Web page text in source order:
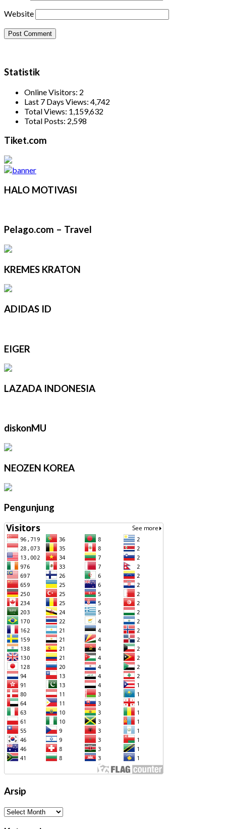
Website
Statistik
Online Visitors: 2
Last 7 Days Views: 4,742
Total Views: 1,159,632
Total Posts: 2,598
Tiket.com
HALO MOTIVASI
Pelago.com – Travel
KREMES KRATON
ADIDAS ID
EIGER
LAZADA INDONESIA
diskonMU
NEOZEN KOREA
Pengunjung
Arsip
Arsip